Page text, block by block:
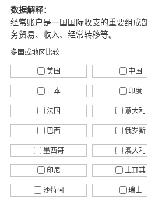
数据解释：
经常账户是一国国际收支的重要组成
务贸易、收入、经常转移等。
多国或地区比较
美国 中国
日本 印度
法国 意大利
巴西 俄罗斯
墨西哥 澳大利
印尼 土耳其
沙特阿 瑞士